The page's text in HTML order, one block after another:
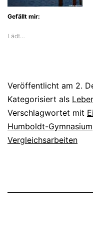
Gefällt mir:
Lädt…
Veröffentlicht am 2.
Kategorisiert als
Verschlagwortet mit
Humboldt-Gymnasium
Vergleichsarbeiten